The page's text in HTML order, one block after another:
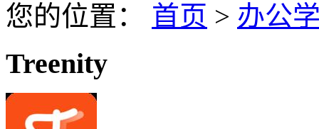
您的位置： 首页 > 办公
Treenity